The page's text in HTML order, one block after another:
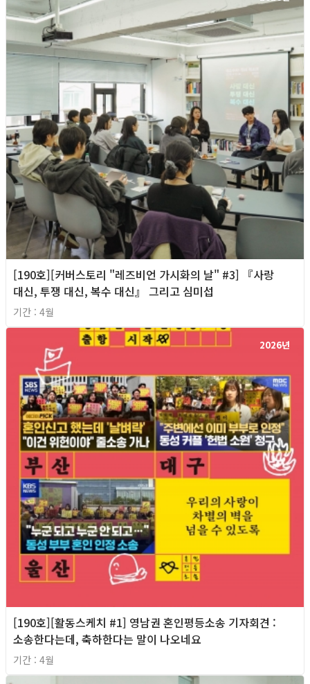
[190호][커버스토리 "레즈비언 가시화의 날" #3] 『사랑
대신, 투쟁 대신, 복수 대신』 그리고 심미섭
기간 : 4월
2026년
[190호][활동스케치 #1] 영남권 혼인평등소송 기자회견​ :
소송한다는데, 축하한다는 말이 나오네요
기간 : 4월